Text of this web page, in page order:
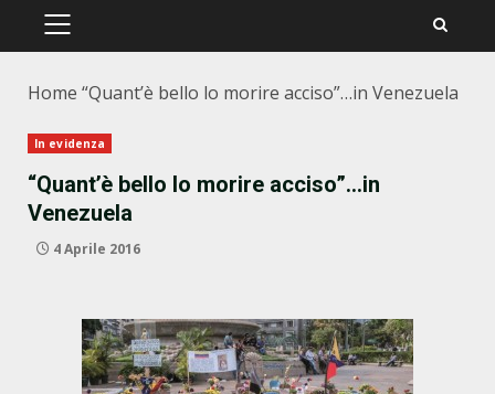
PRIMÄRES
Home “Quant’è bello lo morire acciso”…in Venezuela
In evidenza
“Quant’è bello lo morire acciso”…in
Venezuela
4 Aprile 2016